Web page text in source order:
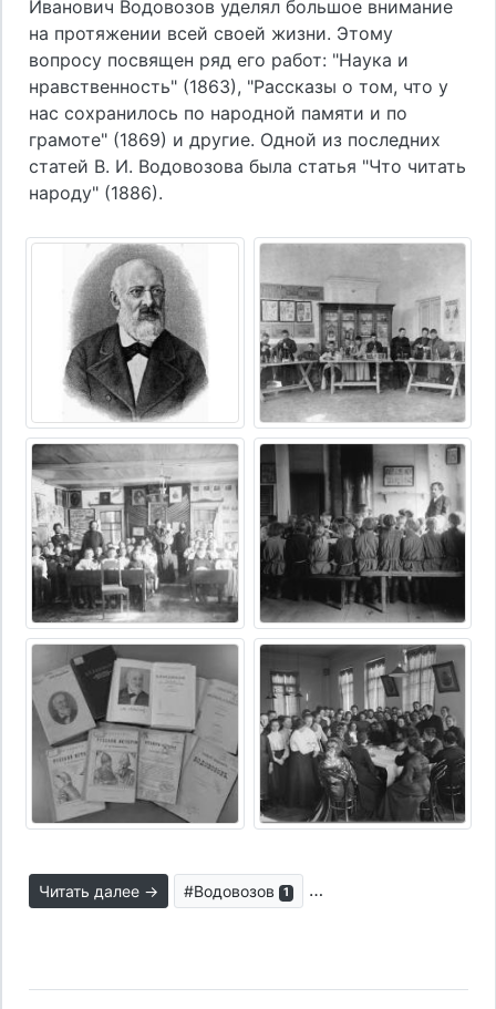
Иванович Водовозов уделял большое внимание
на протяжении всей своей жизни. Этому
вопросу посвящен ряд его работ: "Наука и
нравственность" (1863), "Рассказы о том, что у
нас сохранилось по народной памяти и по
грамоте" (1869) и другие. Одной из последних
статей В. И. Водовозова была статья "Что читать
народу" (1886).
Читать далее → #Водовозов 1 #личность в истории